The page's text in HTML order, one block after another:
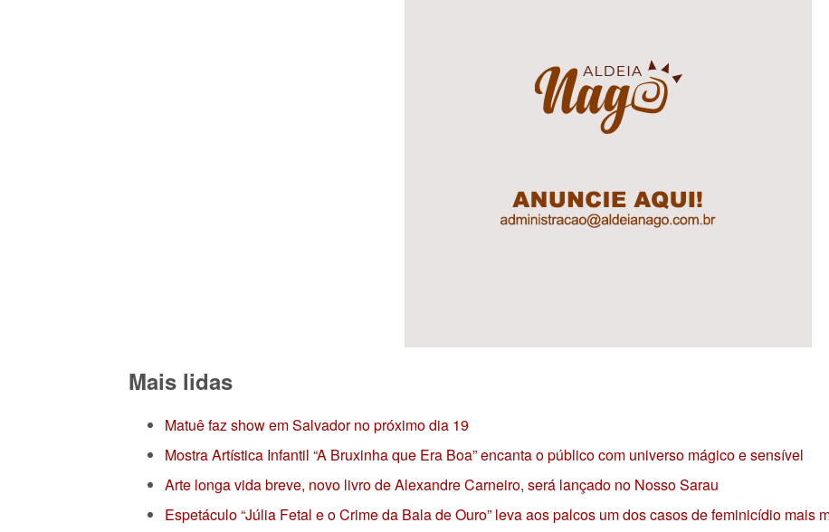
Mais lidas
Matuê faz show em Salvador no próximo dia 19
Mostra Artística Infantil “A Bruxinha que Era Boa” encanta o público com universo mágico e sensível
Arte longa vida breve, novo livro de Alexandre Carneiro, será lançado no Nosso Sarau
Espetáculo “Júlia Fetal e o Crime da Bala de Ouro” leva aos palcos um dos casos de feminicídio mais